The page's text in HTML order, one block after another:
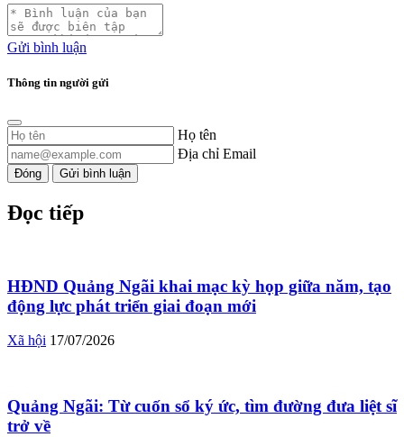
Gửi bình luận
Thông tin người gửi
Họ tên
Địa chỉ Email
Đóng Gửi bình luận
Đọc tiếp
HĐND Quảng Ngãi khai mạc kỳ họp giữa năm, tạo
động lực phát triển giai đoạn mới
Xã hội 17/07/2026
Quảng Ngãi: Từ cuốn sổ ký ức, tìm đường đưa liệt sĩ
trở về